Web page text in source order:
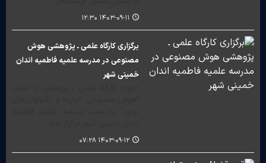
۱۴۰۳-۰۹-۱۱ ۱۲:۳۰
برگزاری کارگاه علمی ـ پژوهشی هوش
مصنوعی در مدرسه علمیه فاطمیه اندان
خمینی شهر
۱۴۰۳-۰۹-۱۲ ۰۷:۲۸